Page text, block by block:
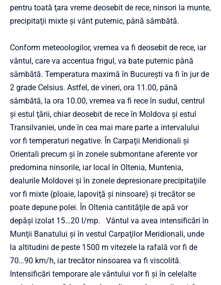
pentru toată ţara vreme deosebit de rece, ninsori la munte,
precipitaţii mixte şi vânt puternic, până sâmbătă.
Conform meteoologilor, vremea va fi deosebit de rece, iar
vântul, care va accentua frigul, va bate puternic până
sâmbătă. Temperatura maximă în Bucureşti va fi în jur de
2 grade Celsius. Astfel, de vineri, ora 11.00, până
sâmbătă, la ora 10.00, vremea va fi rece în sudul, centrul
şi estul ţării, chiar deosebit de rece în Moldova şi estul
Transilvaniei, unde în cea mai mare parte a intervalului
vor fi temperaturi negative. În Carpaţii Meridionali şi
Orientali precum şi în zonele submontane aferente vor
predomina ninsorile, iar local în Oltenia, Muntenia,
dealurile Moldovei şi în zonele depresionare precipitaţiile
vor fi mixte (ploaie, lapoviţă şi ninsoare) şi trecător se
poate depune polei. În Oltenia cantităţile de apă vor
depăşi izolat 15…20 l/mp. Vântul va avea intensificări în
Munţii Banatului şi în vestul Carpaţilor Meridionali, unde
la altitudini de peste 1500 m vitezele la rafală vor fi de
70…90 km/h, iar trecător ninsoarea va fi viscolită.
Intensificări temporare ale vântului vor fi şi în celelalte